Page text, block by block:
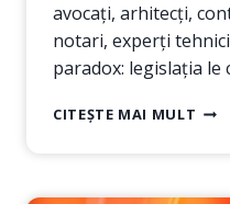
avocați, arhitecți,
notari, experți
paradox: legislația le
CITEȘTE MAI MULT